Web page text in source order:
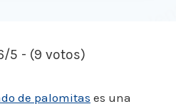
5 - (9 votos)
de palomitas es una